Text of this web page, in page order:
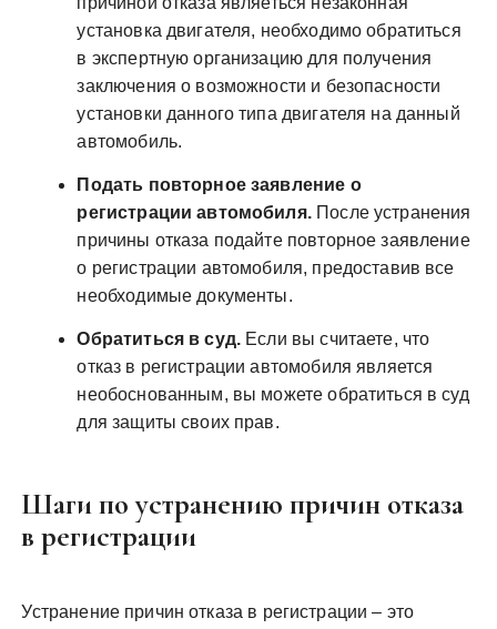
установка двигателя, необходимо обратиться
в экспертную организацию для получения
заключения о возможности и безопасности
установки данного типа двигателя на данный
автомобиль.
Подать повторное заявление о
регистрации автомобиля.После устранения
причины отказа подайте повторное заявление
о регистрации автомобиля, предоставив все
необходимые документы.
Обратиться в суд. Если вы считаете, что
отказ в регистрации автомобиля является
необоснованным, вы можете обратиться в суд
для защиты своих прав.
Шаги по устранению причин отказа
в регистрации
Устранение причин отказа в регистрации – это